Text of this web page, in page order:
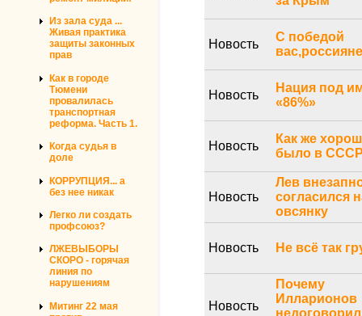
Из зала суда ...
Живая практика
защиты законных
прав
Как в городе
Тюмени
провалилась
транспортная
реформа. Часть 1.
Когда судья в
доле
КОРРУПЦИЯ... а
без нее никак
Легко ли создать
профсоюз?
ЛЖЕВЫБОРЫ
СКОРО - горячая
линия по
нарушениям
Митинг 22 мая
Новость
С победой
Новость
Нация под
«86%»
Новость
Как же
было в
Новость
Лев
согласился
овсянку
Новость Не всё так
Новость
Почему
Илларионов